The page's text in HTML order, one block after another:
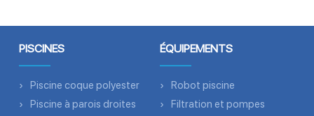
PISCINES
Piscine coque polyester
Piscine à parois droites
ÉQUIPEMENTS
Robot piscine
Filtration et pompes